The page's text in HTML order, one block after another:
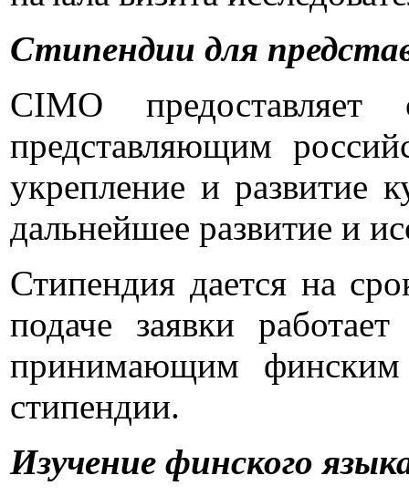
Стипендии для
CIMO
представляющим
укрепление и развитие
дальнейшее развитие и
Стипендия дается на
подаче заявки
принимающим финским
стипендии.
Изучение финского